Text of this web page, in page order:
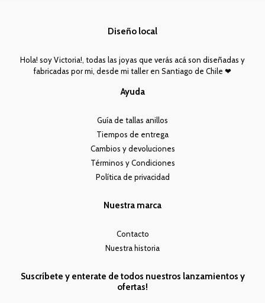
Diseño local
Hola! soy Victoria!, todas las joyas que verás acá son diseñadas y
fabricadas por mi, desde mi taller en Santiago de Chile ❤︎
Ayuda
Guía de tallas anillos
Tiempos de entrega
Cambios y devoluciones
Términos y Condiciones
Política de privacidad
Nuestra marca
Contacto
Nuestra historia
Suscríbete y enterate de todos nuestros lanzamientos y
ofertas!